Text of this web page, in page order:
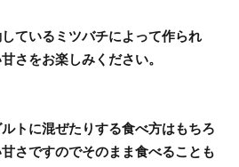
ているミツバチによって作られ
さをお楽しみください。
トに混ぜたりする食べ方はもちろ
さですのでそのまま食べることも